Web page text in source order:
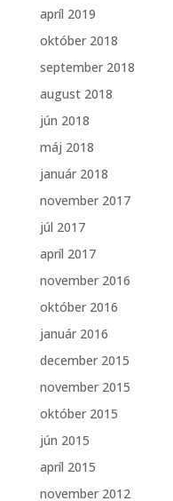
apríl 2019
október 2018
september 2018
august 2018
jún 2018
máj 2018
január 2018
november 2017
júl 2017
apríl 2017
november 2016
október 2016
január 2016
december 2015
november 2015
október 2015
jún 2015
apríl 2015
november 2012